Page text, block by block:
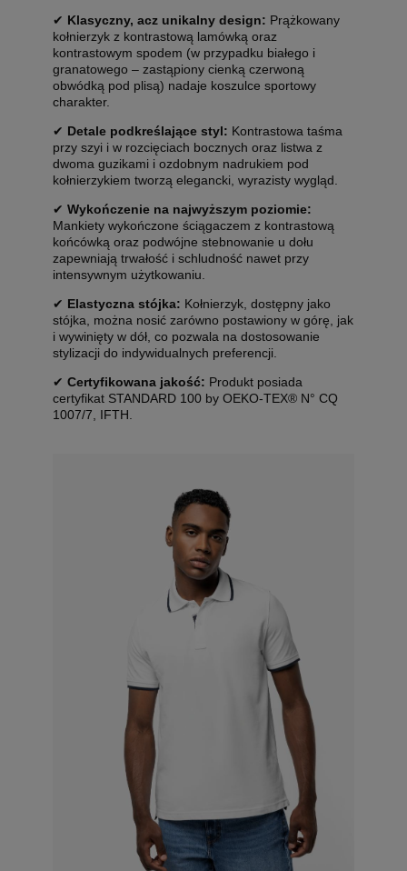
✔ Klasyczny, acz unikalny design: Prążkowany
kołnierzyk z kontrastową lamówką oraz
kontrastowym spodem (w przypadku białego i
granatowego – zastąpiony cienką czerwoną
obwódką pod plisą) nadaje koszulce sportowy
charakter.
✔ Detale podkreślające styl: Kontrastowa taśma
przy szyi i w rozcięciach bocznych oraz listwa z
dwoma guzikami i ozdobnym nadrukiem pod
kołnierzykiem tworzą elegancki, wyrazisty wygląd.
✔ Wykończenie na najwyższym poziomie:
Mankiety wykończone ściągaczem z kontrastową
końcówką oraz podwójne stebnowanie u dołu
zapewniają trwałość i schludność nawet przy
intensywnym użytkowaniu.
✔ Elastyczna stójka: Kołnierzyk, dostępny jako
stójka, można nosić zarówno postawiony w górę, jak
i wywinięty w dół, co pozwala na dostosowanie
stylizacji do indywidualnych preferencji.
✔ Certyfikowana jakość: Produkt posiada
certyfikat STANDARD 100 by OEKO-TEX® N° CQ
1007/7, IFTH.